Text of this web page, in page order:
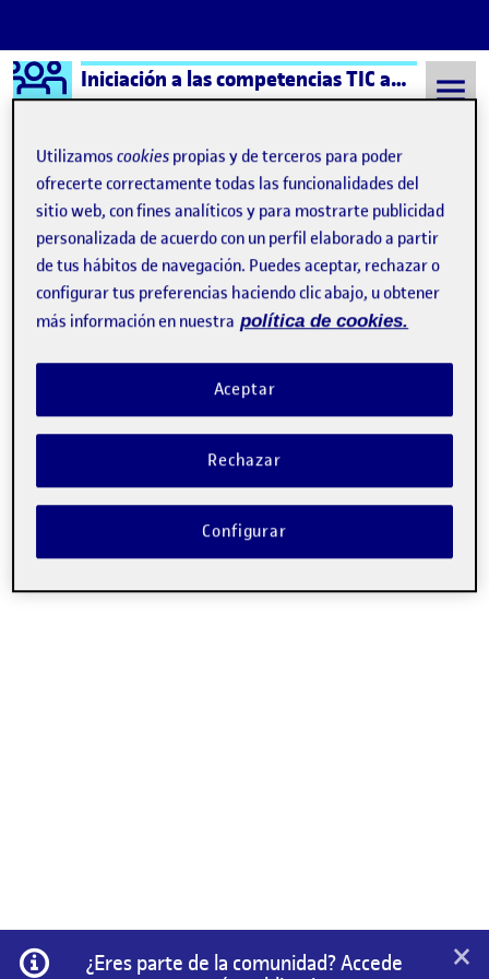
Saltar al contenido
Logo Ágora Iniciación a las competencias TIC aula 6
Semestre 20221 - Aula 6 Presentación: ¿ Cómo trabajaremos ?
Presentación: ¿ Cómo
trabajaremos ?
Video de presentación
Ruidith Fernández Pillco
Presentación: ¿ Cómo trabajaremos ? …
Información
¿Eres parte de la comunidad? Accede
×
Utilizamoscookies propias y de terceros para poder
ofrecerte correctamente todas las funcionalidades del
sitio web, con fines analíticos y para mostrarte publicidad
personalizada de acuerdo con un perfil elaborado a partir
de tus hábitos de navegación. Puedes aceptar, rechazar o
configurar tus preferencias haciendo clic abajo, u obtener
más información en nuestra política de cookies.
Rechazar
Aceptar
Configurar